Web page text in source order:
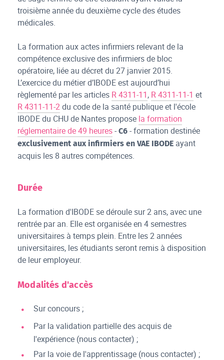
troisième année du deuxième cycle des études
médicales.
La formation aux actes infirmiers relevant de la
compétence exclusive des infirmiers de bloc
opératoire, liée au décret du 27 janvier 2015.
L’exercice du métier d’IBODE est aujourd’hui
règlementé par les articles R 4311-11, R 4311-11-1 et
R 4311-11-2du code de la santé publique et l'école
IBODE du CHU de Nantes propose la formation
réglementaire de 49 heures-C6- formation destinée
exclusivement aux infirmiers en VAE IBODE ayant
acquis les 8 autres compétences.
Durée
La formation d'IBODE se déroule sur 2 ans, avec une
rentrée par an. Elle est organisée en 4 semestres
universitaires à temps plein. Entre les 2 années
universitaires, les étudiants seront remis à disposition
de leur employeur.
Modalités d'accès
Sur concours ;
Par la validation partielle des acquis de
l'expérience (nous contacter) ;
Par la voie de l'apprentissage (nous contacter) ;